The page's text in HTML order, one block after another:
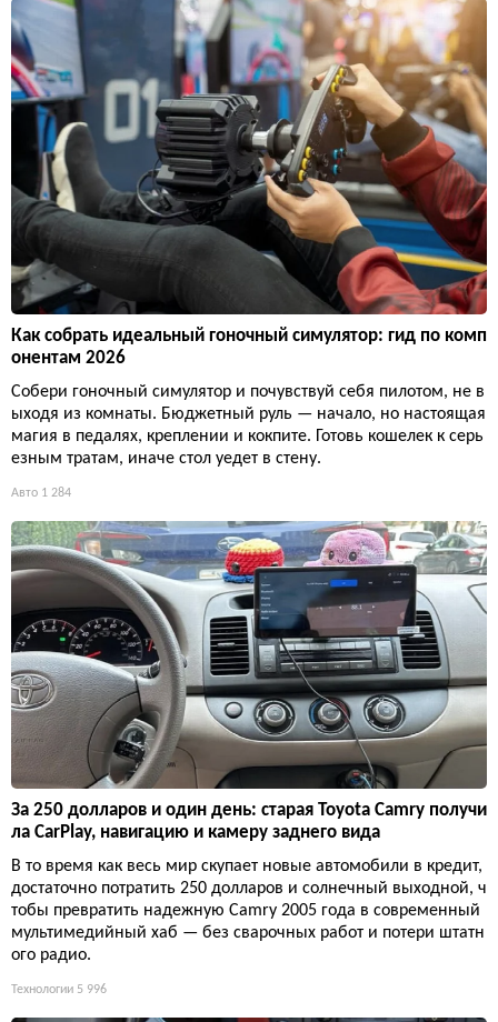
Как собрать идеальный гоночный симулятор: гид по комп
онентам 2026
Собери гоночный симулятор и почувствуй себя пилотом, не в
ыходя из комнаты. Бюджетный руль — начало, но настоящая
магия в педалях, креплении и кокпите. Готовь кошелек к серь
езным тратам, иначе стол уедет в стену.
Авто 1 284
За 250 долларов и один день: старая Toyota Camry получи
ла CarPlay, навигацию и камеру заднего вида
В то время как весь мир скупает новые автомобили в кредит,
достаточно потратить 250 долларов и солнечный выходной, ч
тобы превратить надежную Camry 2005 года в современный
мультимедийный хаб — без сварочных работ и потери штатн
ого радио.
Технологии 5 996